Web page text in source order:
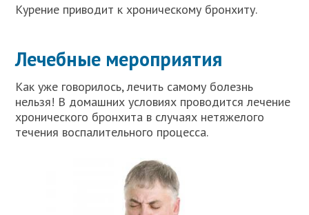
Курение приводит к хроническому бронхиту.
Лечебные мероприятия
Как уже говорилось, лечить самому болезнь
нельзя! В домашних условиях проводится лечение
хронического бронхита в случаях нетяжелого
течения воспалительного процесса.